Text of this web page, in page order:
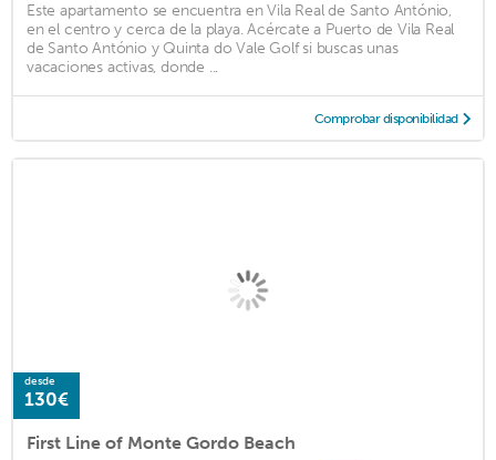
Este apartamento se encuentra en Vila Real de Santo António,
en el centro y cerca de la playa. Acércate a Puerto de Vila Real
de Santo António y Quinta do Vale Golf si buscas unas
vacaciones activas, donde ...
Comprobar disponibilidad
desde
130€
First Line of Monte Gordo Beach